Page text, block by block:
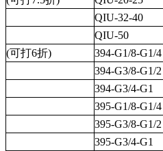
QIU-32-40
QIU-50
(可打6折)
394-G1/8-G1/4
394-G3/8-G1/2
394-G3/4-G1
395-G1/8-G1/4
395-G3/8-G1/2
395-G3/4-G1